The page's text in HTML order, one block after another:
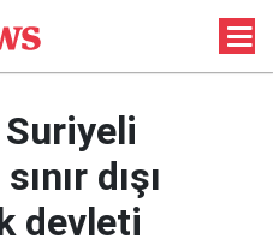
Suriyeli
dışı
devleti